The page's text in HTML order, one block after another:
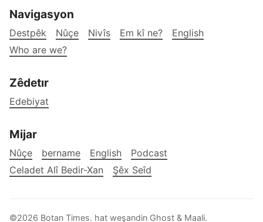
Navigasyon
Destpêk Nûçe Nivîs Em kî ne?
English
Who are we?
Zêdetır
Edebiyat
Mijar
Nûçe bername English
Podcast
Celadet Alî Bedir-Xan
Şêx Seîd
©2026 Botan Times. hat weşandin Ghost & Maali.